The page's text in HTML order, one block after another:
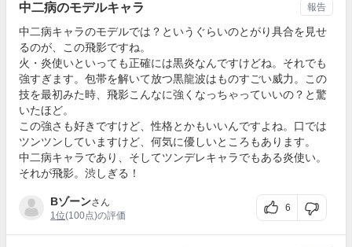
中二病のモデルキャラ
中二病キャラのモデルでは？というぐらいのとがり具合を見せ
るのが、この飛影ですね。
火・炎使いといっても正確には黒炎なんですけどね。それでも
強すぎます。包帯を解いて放つ黒龍波はものすごい威力。この
技を最初みた時、飛影こんなに強くなっちゃっていいの？と驚
いたほど。
この強さも好きですけど、性格とかもいいんですよね。口では
ツンツンしていますけど、何気に優しいところもあります。
中二病キャラであり、そしてツンデレキャラでもある炎使い。
それが飛影。渋しぎる！
Bゾーンさん
1位(100点)の評価
6
報告